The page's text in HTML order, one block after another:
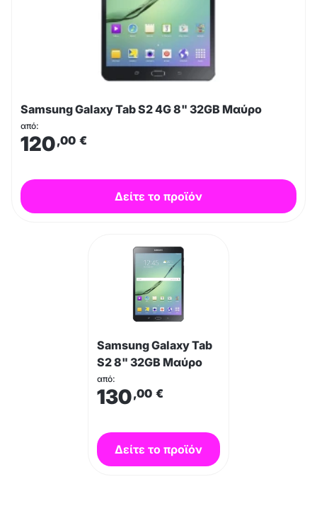
Samsung Galaxy Tab S2 4G 8" 32GB Μαύρο
από:
120,00 €
Δείτε το προϊόν
Samsung Galaxy Tab
S2 8" 32GB Μαύρο
από:
130,00 €
Δείτε το προϊόν